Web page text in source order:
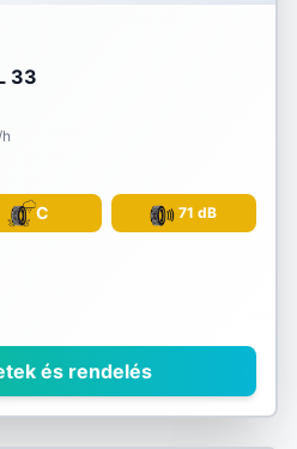
33
C 71 dB
és rendelés